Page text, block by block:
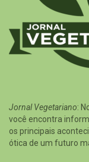
Jornal Vegetariano:
você encontra
os principais
ótica de um futuro